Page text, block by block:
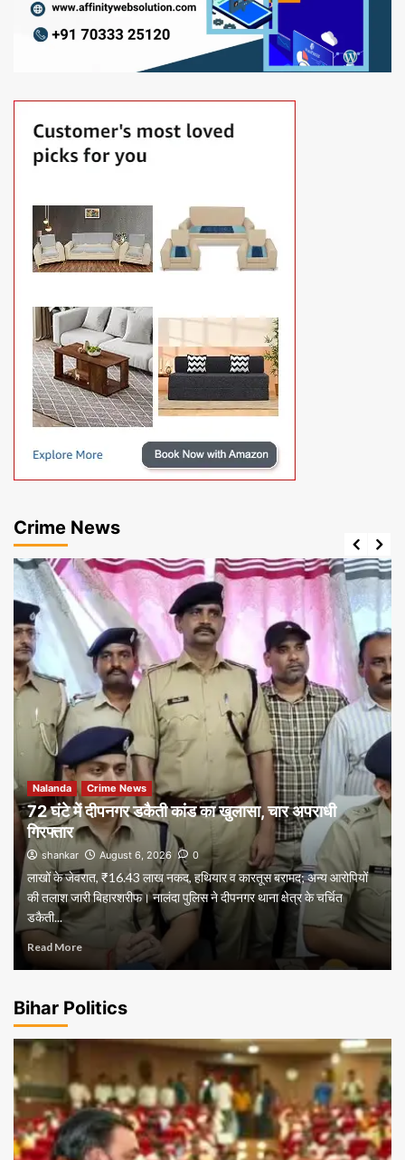
Crime News
Nalanda Crime News
72 घंटे में दीपनगर डकैती कांड का खुलासा, चार अपराधी
गिरफ्तार
shankar August 6, 2026 0
लाखों के जेवरात, ₹16.43 लाख नकद, हथियार व कारतूस बरामद; अन्य आरोपियों
की तलाश जारी बिहारशरीफ। नालंदा पुलिस ने दीपनगर थाना क्षेत्र के चर्चित
डकैती...
Read More
Bihar Politics